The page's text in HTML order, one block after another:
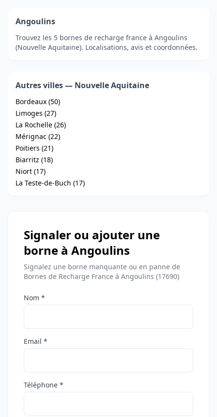
Angoulins
Trouvez les 5 bornes de recharge france à Angoulins
(Nouvelle Aquitaine). Localisations, avis et coordonnées.
Autres villes — Nouvelle Aquitaine
Bordeaux (50)
Limoges (27)
La Rochelle (26)
Mérignac (22)
Poitiers (21)
Biarritz (18)
Niort (17)
La Teste-de-Buch (17)
Signaler ou ajouter une
borne à Angoulins
Signalez une borne manquante ou en panne de
Bornes de Recharge France à Angoulins (17690)
Nom *
Email *
Téléphone *